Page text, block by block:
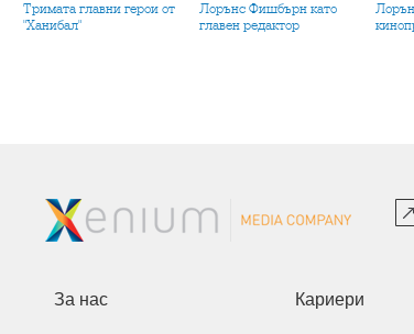
Тримата главни герои от
"Ханибал"
Лорънс Фишбърн като
главен редактор
Лорънс Фишбърн на
За нас Кариери